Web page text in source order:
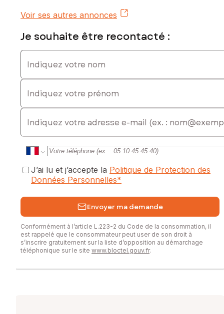
Voir ses autres annonces
Je souhaite être recontacté :
Indiquez votre nom
Indiquez votre prénom
E-mail
J’ai lu et j’accepte la Politique de Protection des
Données Personnelles*
Envoyer ma demande
Conformément à l’article L.223-2 du Code de la consommation, il
est rappelé que le consommateur peut user de son droit à
s’inscrire gratuitement sur la liste d’opposition au démarchage
téléphonique sur le site www.bloctel.gouv.fr.